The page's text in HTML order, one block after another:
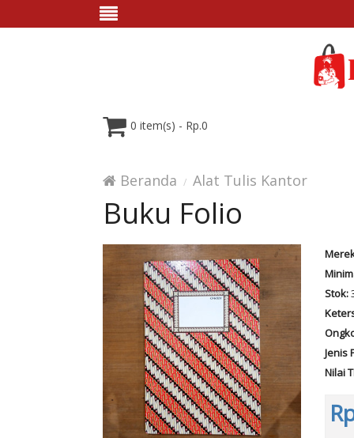
0 item(s) - Rp.0
Beranda Alat Tulis Kantor
Buku Folio
Stok:
Jenis
Nilai